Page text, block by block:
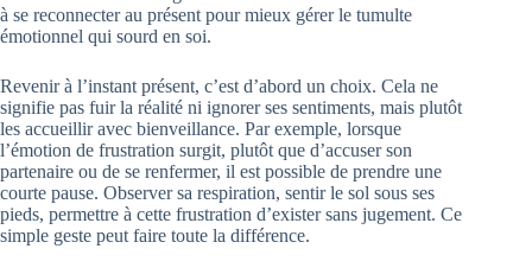
à se reconnecter au présent pour mieux gérer le tumulte
émotionnel qui sourd en soi.
Revenir à l’instant présent, c’est d’abord un choix. Cela ne
signifie pas fuir la réalité ni ignorer ses sentiments, mais plutôt
les accueillir avec bienveillance. Par exemple, lorsque
l’émotion de frustration surgit, plutôt que d’accuser son
partenaire ou de se renfermer, il est possible de prendre une
courte pause. Observer sa respiration, sentir le sol sous ses
pieds, permettre à cette frustration d’exister sans jugement. Ce
simple geste peut faire toute la différence.